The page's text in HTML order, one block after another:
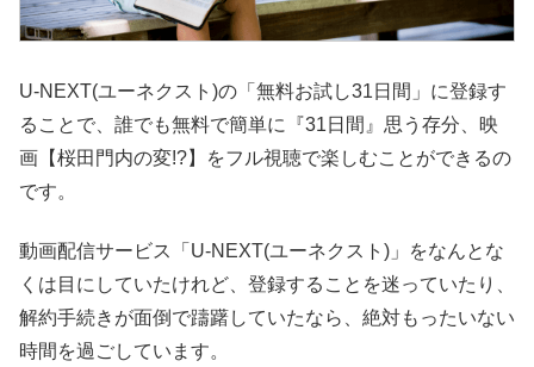
U-NEXT(ユーネクスト)の「無料お試し31日間」に登録す
ることで、誰でも無料で簡単に『31日間』思う存分、映
画【桜田門内の変!?】をフル視聴で楽しむことができるの
です。
動画配信サービス「U-NEXT(ユーネクスト)」をなんとな
くは目にしていたけれど、登録することを迷っていたり、
解約手続きが面倒で躊躇していたなら、絶対もったいない
時間を過ごしています。